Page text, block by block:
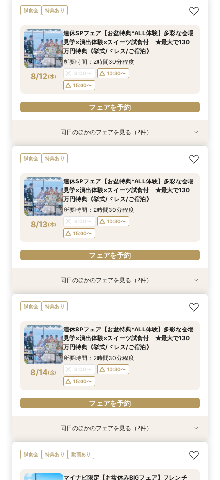
8/11(火)
【しっかりお見積り比較×何でも相談】安心ブラ
イダル相談会 ★豪華特典付（挙式/ドレス/ご宿
所要時間：2時間30分程度
11:00〜
13:00〜
15:00〜
フェアを予約
8/11(火)
【最短1ヶ月の準備OK☆】少人数ウエディング相
談フェア（10名/57万円～）
11:00〜 15:00〜
フェアを予約
試食会 特典あり
8/12(水)
連休SPフェア【お盆特典*ALL体験】多彩な会場
見学×演出体験×スイーツ試食付 ★最大で130
万円特典《挙式/ドレス/ご宿泊》
所要時間：2時間30分程度
9:00〜
10:30〜
15:00〜
フェアを予約
特典あり
8/12(水)
【しっかりお見積り比較×何でも相談】安心ブラ
イダル相談会 ★豪華特典付（挙式/ドレス/ご宿
所要時間：2時間30分程度
11:00〜
13:00〜
15:00〜
フェアを予約
特典あり
8/12(水)
【最短1ヶ月の準備OK☆】少人数ウエディング相
談フェア（10名/57万円～）
11:00〜 15:00〜
フェアを予約
同日のほかのフェアを見る（2件）
試食会 特典あり
8/13(木)
連休SPフェア【お盆特典*ALL体験】多彩な会場
見学×演出体験×スイーツ試食付 ★最大で130
万円特典《挙式/ドレス/ご宿泊》
所要時間：2時間30分程度
9:00〜
10:30〜
15:00〜
フェアを予約
特典あり
8/13(木)
【しっかりお見積り比較×何でも相談】安心ブラ
イダル相談会 ★豪華特典付（挙式/ドレス/ご宿
所要時間：2時間30分程度
11:00〜
13:00〜
15:00〜
フェアを予約
特典あり
8/13(木)
【最短1ヶ月の準備OK☆】少人数ウエディング相
談フェア（10名/57万円～）
11:00〜 15:00〜
フェアを予約
同日のほかのフェアを見る（2件）
試食会 特典あり
8/14(金)
連休SPフェア【お盆特典*ALL体験】多彩な会場
見学×演出体験×スイーツ試食付 ★最大で130
万円特典《挙式/ドレス/ご宿泊》
所要時間：2時間30分程度
9:00〜
10:30〜
15:00〜
フェアを予約
特典あり
【しっかりお見積り比較×何でも相談】安心ブラ
イダル相談会 ★豪華特典付（挙式/ドレス/ご宿
特典あり
【最短1ヶ月の準備OK☆】少人数ウエディング相
談フェア（10名/57万円～）
同日のほかのフェアを見る（2件）
試食会 特典あり 動画あり
マイナビ限定【お盆休みBIGフェア】フレンチ